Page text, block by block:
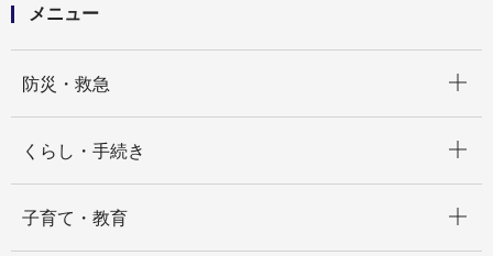
メニュー
防災・救急
くらし・手続き
子育て・教育